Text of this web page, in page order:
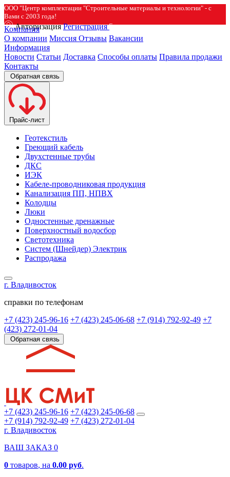
ООО "Центр комплектации "Строительные материалы и технологии" - с
Вами с 2003 года!
Авторизация Регистрация
Компания
О компании Миссия Отзывы Вакансии
Информация
Новости Статьи Доставка Способы оплаты Правила продажи
Контакты
Обратная связь
Прайс-лист
Геотекстиль
Греющий кабель
Двухстенные трубы
ДКС
ИЭК
Кабеле-проводниковая продукция
Канализация ПП, НПВХ
Колодцы
Люки
Одностенные дренажные
Поверхностный водосбор
Светотехника
Систем (Шнейдер) Электрик
Распродажа
г. Владивосток
справки по телефонам
+7 (423) 245-96-16 +7 (423) 245-06-68 +7 (914) 792-92-49 +7
(423) 272-01-04
Обратная связь
+7 (423) 245-96-16 +7 (423) 245-06-68
+7 (914) 792-92-49 +7 (423) 272-01-04
г. Владивосток
ВАШ ЗАКАЗ 0
0 товаров, на 0.00 руб.